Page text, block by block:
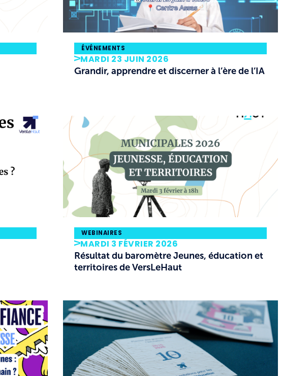
ÉVÉNEMENTS
MARDI 23 JUIN 2026
Grandir, apprendre et discerner à l’ère de l’IA
WEBINAIRES
MARDI 3 FÉVRIER 2026
Résultat du baromètre Jeunes, éducation et
territoires de VersLeHaut